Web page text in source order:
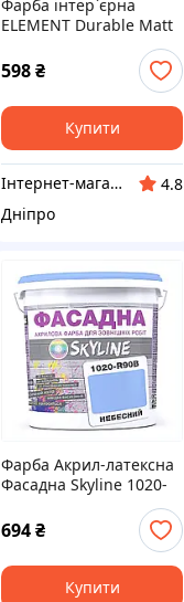
Фарба інтер`єрна
ELEMENT Durable Matt
глибокоматова база А
біла 0,9 л
598₴
Купити
Інтернет-магазин ELEMENT
4.8
Дніпро
Фарба Акрил-латексна
Фасадна Skyline 1020-
820T637A2
694₴
Купити